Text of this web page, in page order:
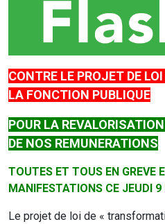
CONTRE LE PROJET DE
LA FONCTION PUBLIQUE
POUR LA
DE NOS REMUNERATIONS
TOUTES ET TOUS EN GREVE
MANIFESTATIONS CE JEUDI
Le projet de loi de «